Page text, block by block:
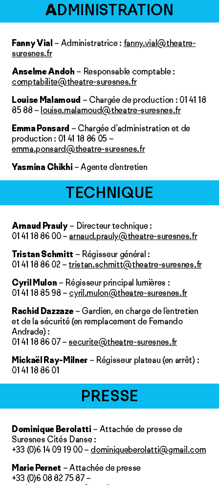
ADMINISTRATION
Fanny Vial – Administratrice : fanny.vial@theatre-
suresnes.fr
Anselme Andoh – Responsable comptable :
comptabilite@theatre-suresnes.fr
Louise Malamoud – Chargée de production : 01 41 18
85 88 – louise.malamoud@theatre-suresnes.fr
Emma Ponsard – Chargée d’administration et de
production : 01 41 18 86 05 –
emma.ponsard@theatre-suresnes.fr
Yasmina Chikhi – Agente d’entretien
TECHNIQUE
Arnaud Prauly – Directeur technique :
01 41 18 86 00 – arnaud.prauly@theatre-suresnes.fr
Tristan Schmitt – Régisseur général :
01 41 18 86 02 – tristan.schmitt@theatre-suresnes.fr
Cyril Mulon – Régisseur principal lumières :
01 41 18 85 98 – cyril.mulon@theatre-suresnes.fr
Rachid Dazzaze – Gardien, en charge de l’entretien
et de la sécurité (en remplacement de Fernando
Andrade) :
01 41 18 86 07 – securite@theatre-suresnes.fr
Mickaël Ray-Milner – Régisseur plateau (en arrêt) :
01 41 18 86 01
PRESSE
Dominique Berolatti – Attachée de presse de
Suresnes Cités Danse :
+33 (0)6 14 09 19 00 – dominiqueberolatti@gmail.com
Marie Pernet – Attachée de presse
+33 (0)6 08 82 75 87 –